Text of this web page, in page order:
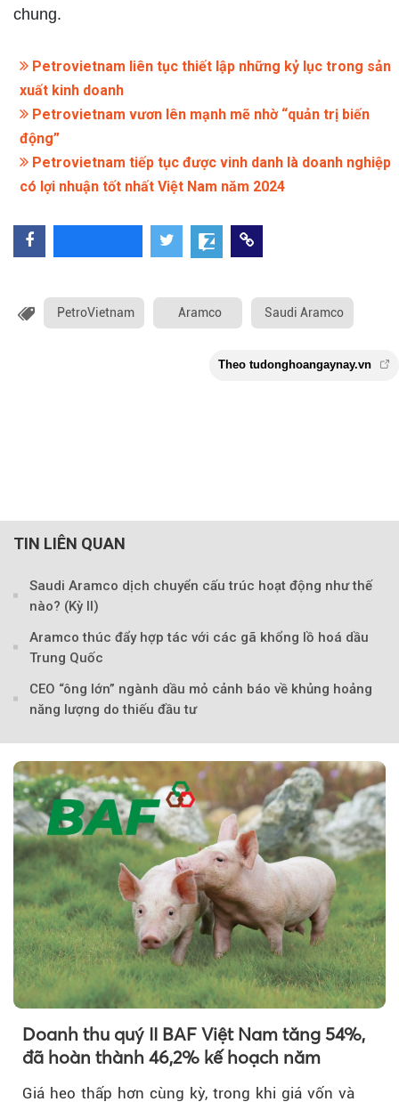
chung.
Petrovietnam liên tục thiết lập những kỷ lục trong sản
xuất kinh doanh
Petrovietnam vươn lên mạnh mẽ nhờ “quản trị biến
động”
Petrovietnam tiếp tục được vinh danh là doanh nghiệp
có lợi nhuận tốt nhất Việt Nam năm 2024
PetroVietnam Aramco Saudi Aramco
Theo
TIN LIÊN QUAN
Saudi Aramco dịch chuyển cấu trúc hoạt động như thế
nào? (Kỳ II)
Aramco thúc đẩy hợp tác với các gã khổng lồ hoá dầu
Trung Quốc
CEO “ông lớn” ngành dầu mỏ cảnh báo về khủng hoảng
năng lượng do thiếu đầu tư
Doanh thu quý II BAF Việt Nam tăng 54%,
đã hoàn thành 46,2% kế hoạch năm
Giá heo thấp hơn cùng kỳ, trong khi giá vốn và